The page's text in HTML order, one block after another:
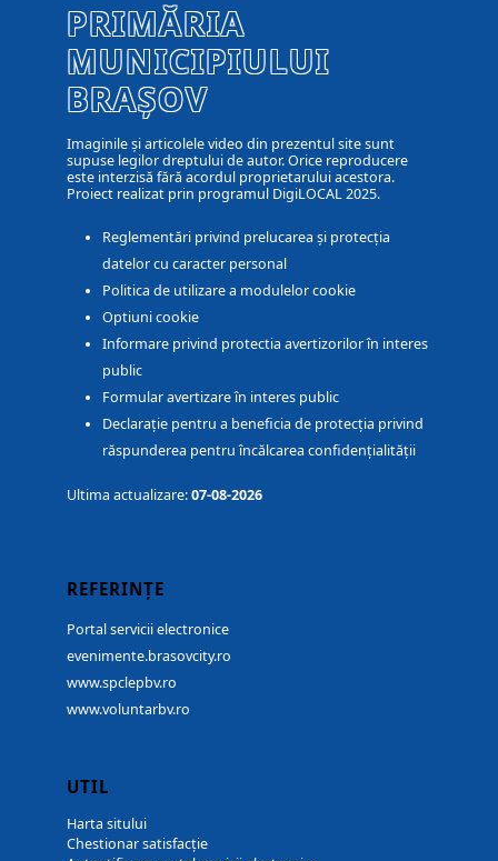
PRIMĂRIA
MUNICIPIULUI
BRAȘOV
Imaginile și articolele video din prezentul site sunt
supuse legilor dreptului de autor. Orice reproducere
este interzisă fără acordul proprietarului acestora.
Proiect realizat prin programul DigiLOCAL 2025.
Reglementări privind prelucarea și protecția
datelor cu caracter personal
Politica de utilizare a modulelor cookie
Optiuni cookie
Informare privind protectia avertizorilor în interes
public
Formular avertizare în interes public
Declarație pentru a beneficia de protecția privind
răspunderea pentru încălcarea confidențialității
Ultima actualizare:07-08-2026
REFERINȚE
Portal servicii electronice
evenimente.brasovcity.ro
www.spclepbv.ro
www.voluntarbv.ro
UTIL
Harta sitului
Chestionar satisfacție